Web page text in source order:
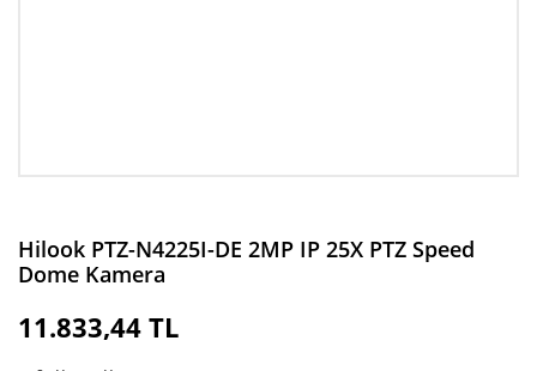
Hilook PTZ-N4225I-DE 2MP IP 25X PTZ Speed
Dome Kamera
11.833,44 TL